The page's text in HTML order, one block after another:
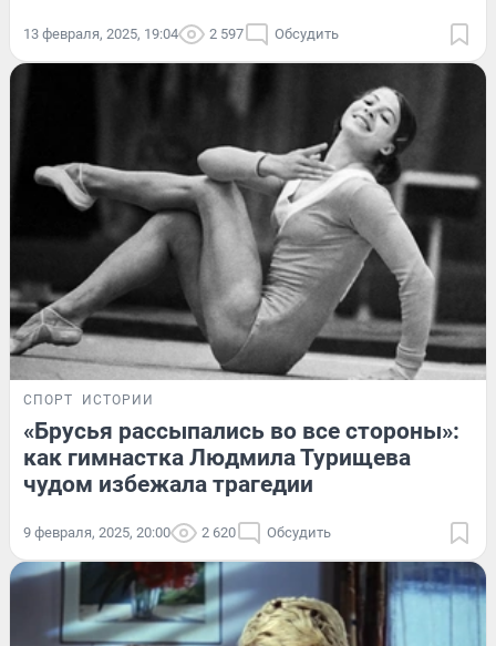
13 февраля, 2025, 19:04 2 597 Обсудить
СПОРТ ИСТОРИИ
«Брусья рассыпались во все стороны»:
как гимнастка Людмила Турищева
чудом избежала трагедии
9 февраля, 2025, 20:00 2 620 Обсудить